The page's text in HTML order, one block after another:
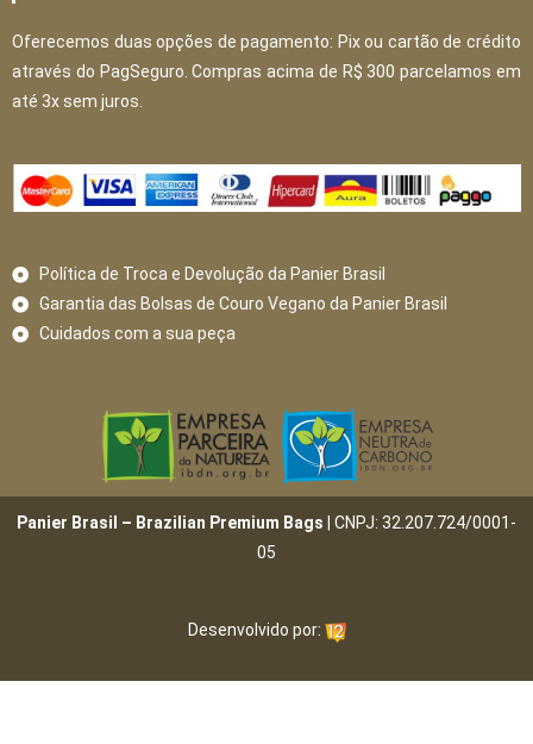
Oferecemos duas opções de pagamento: Pix ou cartão de crédito
através do PagSeguro. Compras acima de R$ 300 parcelamos em
até 3x sem juros.
Política de Troca e Devolução da Panier Brasil
Garantia das Bolsas de Couro Vegano da Panier Brasil
Cuidados com a sua peça
Panier Brasil – Brazilian Premium Bags | CNPJ: 32.207.724/0001-
05
Desenvolvido por: